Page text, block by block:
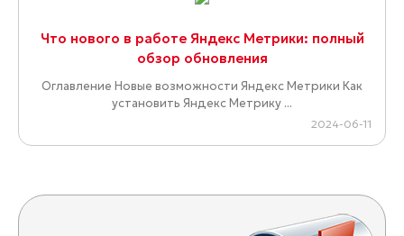
Что нового в работе Яндекс Метрики: полный
обзор обновления
Оглавление Новые возможности Яндекс Метрики Как
установить Яндекс Метрику ...
2024-06-11